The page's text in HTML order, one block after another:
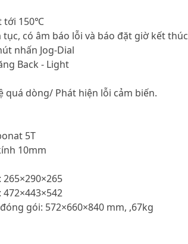
tới 150℃
có âm báo lỗi và báo đặt giờ kết thúc
nhấn Jog-Dial
Back - Light
quá dòng/ Phát hiện lỗi cảm biến.
5T
10mm
gói: 572×660×840 mm, ,67kg